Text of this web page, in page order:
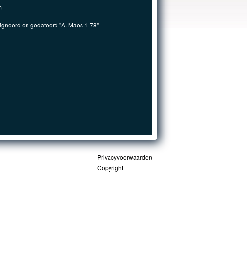
en gedateerd "A. Maes 1-78"
Privacyvoorwaarden
Copyright